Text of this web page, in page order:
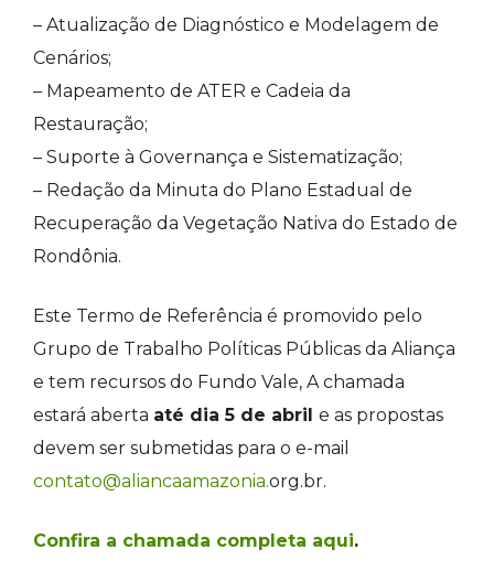
– Atualização de Diagnóstico e Modelagem de
Cenários;
– Mapeamento de ATER e Cadeia da
Restauração;
– Suporte à Governança e Sistematização;
– Redação da Minuta do Plano Estadual de
Recuperação da Vegetação Nativa do Estado de
Rondônia.
Este Termo de Referência é promovido pelo
Grupo de Trabalho Políticas Públicas da Aliança
e tem recursos do Fundo Vale, A chamada
estará aberta até dia 5 de abril e as propostas
devem ser submetidas para o e-mail
contato@aliancaamazonia.org.br.
Confira a chamada completa aqui.